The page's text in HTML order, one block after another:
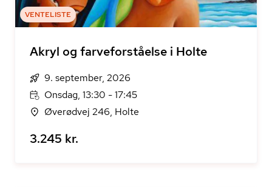
VENTELISTE
Akryl og farveforståelse i Holte
9. september, 2026
Onsdag, 13:30 - 17:45
Øverødvej 246, Holte
3.245 kr.